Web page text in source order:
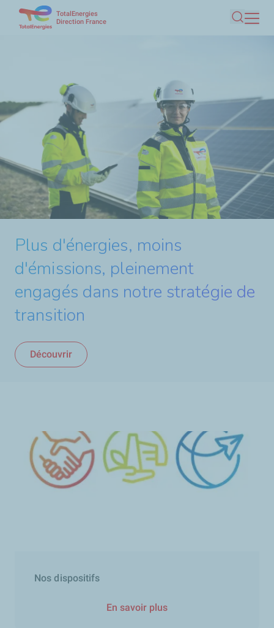
TotalEnergies
Direction France
Plus d'énergies, moins
d'émissions, pleinement
engagés dans notre stratégie de
transition
Découvrir
Nos dispositifs
En savoir plus